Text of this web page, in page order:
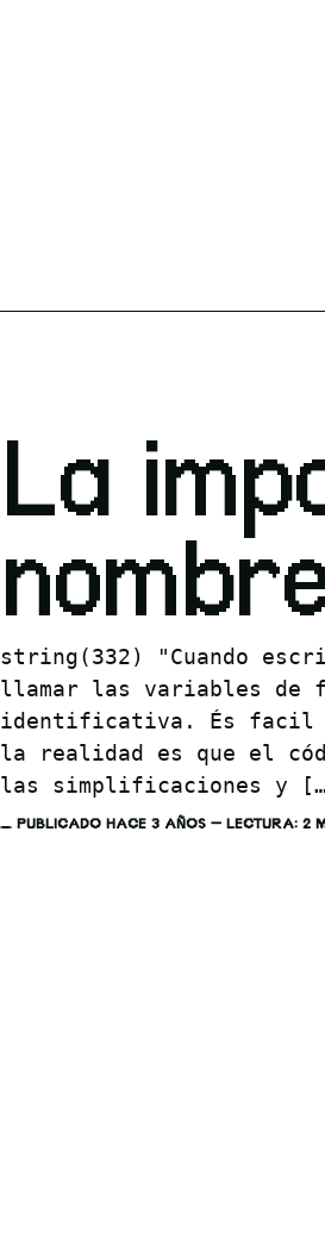
La
string(332) "Cuando
llamar las variables de
identificativa. És facil
la realidad es que el
las simplificaciones y
PUBLICADO HACE 3 AÑOS — LECTURA: 2